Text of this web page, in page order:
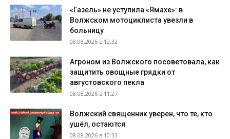
«Газель» не уступила «Ямахе»: в
Волжском мотоциклиста увезли в
больницу
08.08.2026 в 12:32
Агроном из Волжского посоветовала, как
защитить овощные грядки от
августовского пекла
08.08.2026 в 11:27
Волжский священник уверен, что те, кто
ушёл, остаются
08.08.2026 в 10:33